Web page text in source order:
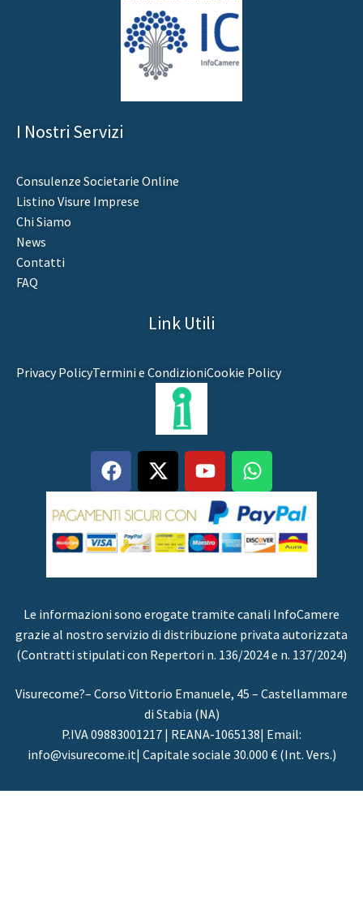
I Nostri Servizi
Consulenze Societarie Online
Listino Visure Imprese
Chi Siamo
News
Contatti
FAQ
Link Utili
Privacy PolicyTermini e CondizioniCookie Policy
Le informazioni sono erogate tramite canali InfoCamere
grazie al nostro servizio di distribuzione privata autorizzata
(Contratti stipulati con Repertori n. 136/2024 e n. 137/2024)
Visurecome?– Corso Vittorio Emanuele, 45 – Castellammare
di Stabia (NA)
P.IVA 09883001217 | REANA-1065138| Email:
info@visurecome.it| Capitale sociale 30.000 € (Int. Vers.)